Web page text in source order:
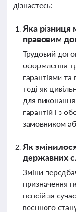
дізнаєтесь:
Яка різниця
правовим
Трудовий
оформлення
гарантіями та
тоді як
для
гарантій і з
замовником
Як
державних
Зміни
призначення
пенсій за
воєнного